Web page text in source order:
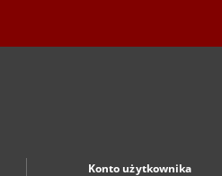
Konto użytkownika